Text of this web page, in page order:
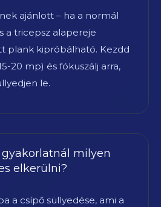
ajánlott – ha a normál
a tricepsz alapereje
plank kipróbálható. Kezdd
20 mp) és fókuszálj arra,
le.
milyen
elkerülni?
a csípő süllyedése, ami a